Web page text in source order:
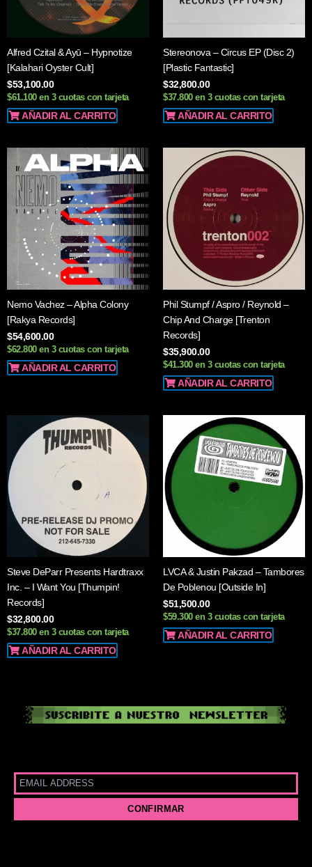
Alfred Czital & Ayū – Hypnotize
[Kalahari Oyster Cult]
$53,100.00
$61.100 en 3 cuotas con tarjeta
AÑADIR AL CARRITO
Stereonova – Circus EP (Disc 2)
[Plastic Fantastic]
$32,800.00
$37.800 en 3 cuotas con tarjeta
AÑADIR AL CARRITO
Nemo Vachez – Alpha Colony
[Rakya Records]
$54,600.00
$62.800 en 3 cuotas con tarjeta
AÑADIR AL CARRITO
Phil Stumpf / Aspro / Reynold –
Chip And Charge [Trenton
Records]
$35,900.00
$41.300 en 3 cuotas con tarjeta
AÑADIR AL CARRITO
Steve DeParr Presents Hardtraxx
Inc. – I Want You [Thumpin!
Records]
$32,800.00
$37.800 en 3 cuotas con tarjeta
AÑADIR AL CARRITO
LVCA & Justin Pakzad – Tambores
De Poblenou [Outside In]
$51,500.00
$59.300 en 3 cuotas con tarjeta
AÑADIR AL CARRITO